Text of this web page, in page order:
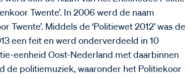
Twente’. In 2006 werd de naam
Middels de ‘Politiewet 2012’ was de
een feit en werd onderverdeeld in 10
eenheid Oost-Nederland met daarbinnen
de politiemuziek, waaronder het Politiekoor